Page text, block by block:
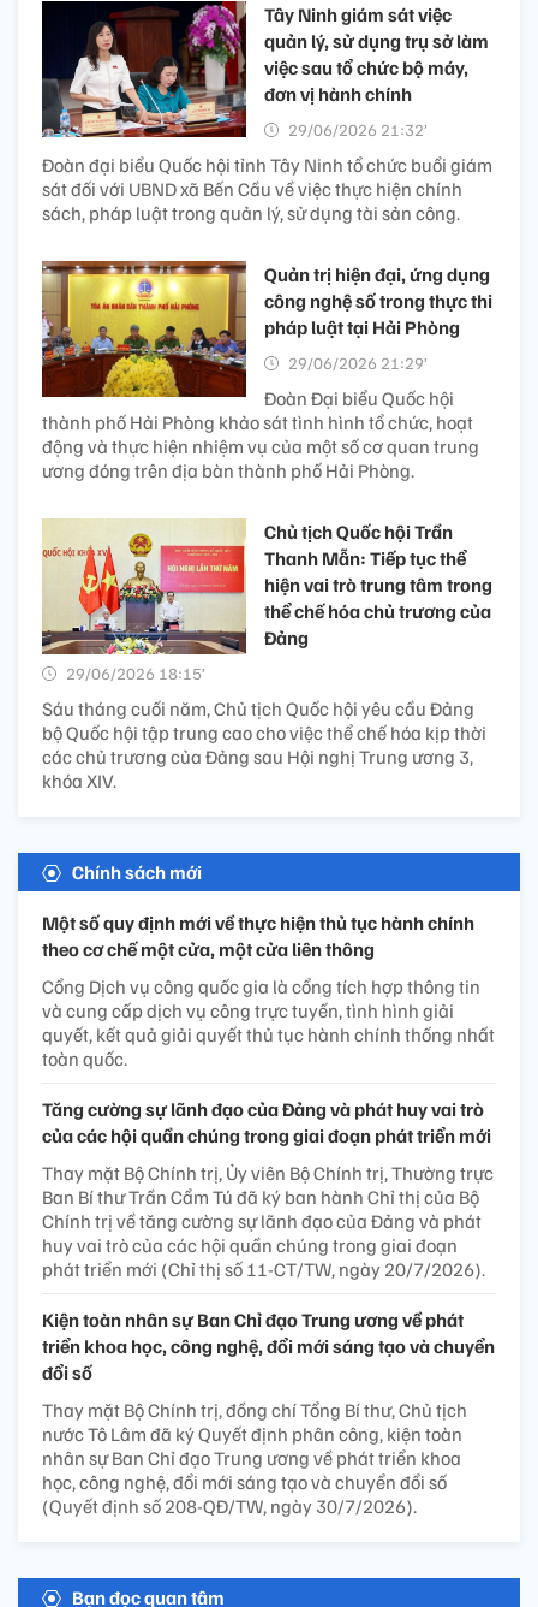
Tây Ninh giám sát việc
quản lý, sử dụng trụ sở làm
việc sau tổ chức bộ máy,
đơn vị hành chính
29/06/2026 21:32’
Đoàn đại biểu Quốc hội tỉnh Tây Ninh tổ chức buổi giám
sát đối với UBND xã Bến Cầu về việc thực hiện chính
sách, pháp luật trong quản lý, sử dụng tài sản công.
Quản trị hiện đại, ứng dụng
công nghệ số trong thực thi
pháp luật tại Hải Phòng
29/06/2026 21:29’
Đoàn Đại biểu Quốc hội
thành phố Hải Phòng khảo sát tình hình tổ chức, hoạt
động và thực hiện nhiệm vụ của một số cơ quan trung
ương đóng trên địa bàn thành phố Hải Phòng.
Chủ tịch Quốc hội Trần
Thanh Mẫn: Tiếp tục thể
hiện vai trò trung tâm trong
thể chế hóa chủ trương của
Đảng
29/06/2026 18:15’
Sáu tháng cuối năm, Chủ tịch Quốc hội yêu cầu Đảng
bộ Quốc hội tập trung cao cho việc thể chế hóa kịp thời
các chủ trương của Đảng sau Hội nghị Trung ương 3,
khóa XIV.
Chính sách mới
Một số quy định mới về thực hiện thủ tục hành chính
theo cơ chế một cửa, một cửa liên thông
Cổng Dịch vụ công quốc gia là cổng tích hợp thông tin
và cung cấp dịch vụ công trực tuyến, tình hình giải
quyết, kết quả giải quyết thủ tục hành chính thống nhất
toàn quốc.
Tăng cường sự lãnh đạo của Đảng và phát huy vai trò
của các hội quần chúng trong giai đoạn phát triển mới
Thay mặt Bộ Chính trị, Ủy viên Bộ Chính trị, Thường trực
Ban Bí thư Trần Cẩm Tú đã ký ban hành Chỉ thị của Bộ
Chính trị về tăng cường sự lãnh đạo của Đảng và phát
huy vai trò của các hội quần chúng trong giai đoạn
phát triển mới (Chỉ thị số 11-CT/TW, ngày 20/7/2026).
Kiện toàn nhân sự Ban Chỉ đạo Trung ương về phát
triển khoa học, công nghệ, đổi mới sáng tạo và chuyển
đổi số
Thay mặt Bộ Chính trị, đồng chí Tổng Bí thư, Chủ tịch
nước Tô Lâm đã ký Quyết định phân công, kiện toàn
nhân sự Ban Chỉ đạo Trung ương về phát triển khoa
học, công nghệ, đổi mới sáng tạo và chuyển đổi số
(Quyết định số 208-QĐ/TW, ngày 30/7/2026).
Bạn đọc quan tâm